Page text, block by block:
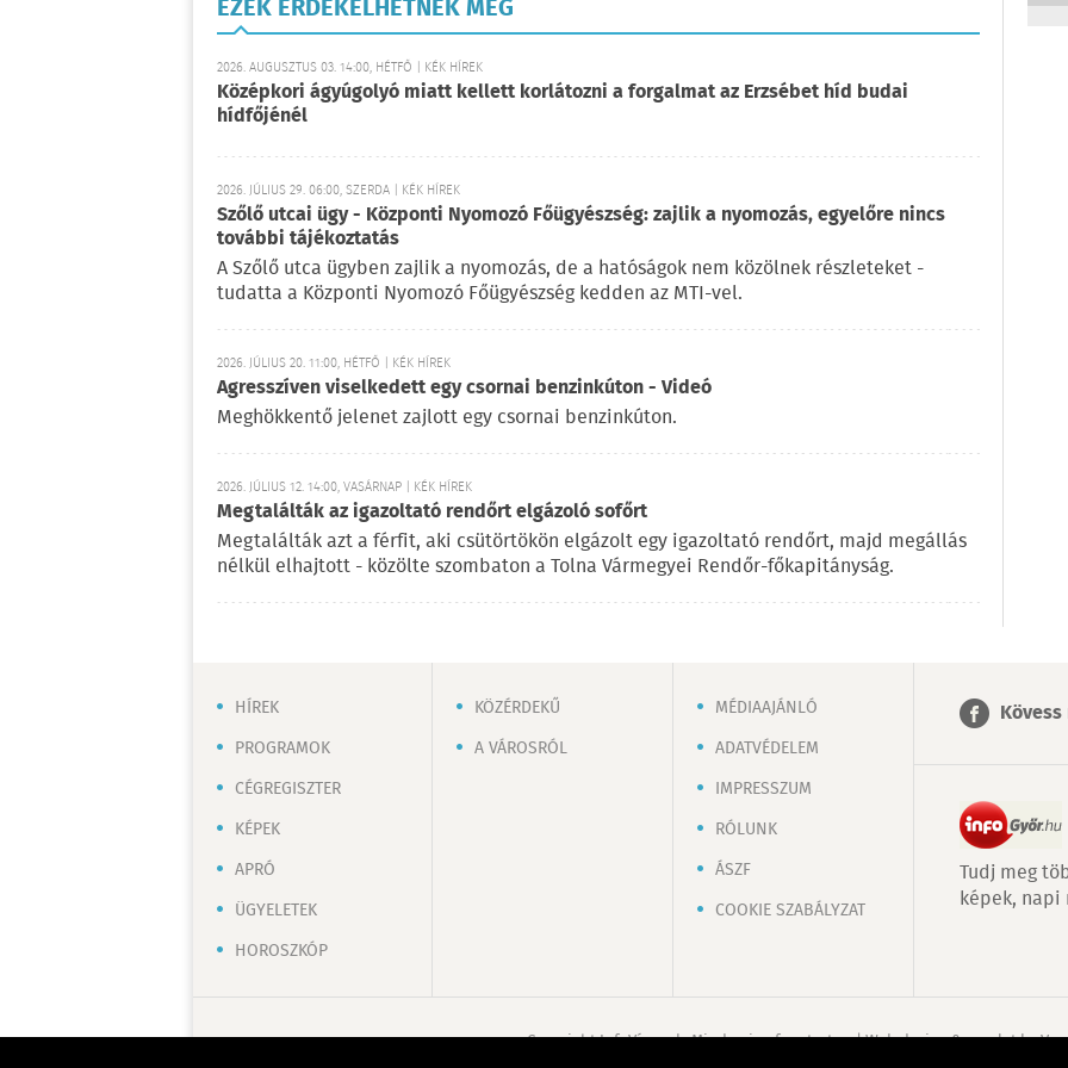
EZEK ÉRDEKELHETNEK MÉG
2026. AUGUSZTUS 03. 14:00, HÉTFŐ | KÉK HÍREK
Középkori ágyúgolyó miatt kellett korlátozni a forgalmat az Erzsébet híd budai
hídfőjénél
2026. JÚLIUS 29. 06:00, SZERDA | KÉK HÍREK
Szőlő utcai ügy - Központi Nyomozó Főügyészség: zajlik a nyomozás, egyelőre nincs
további tájékoztatás
A Szőlő utca ügyben zajlik a nyomozás, de a hatóságok nem közölnek részleteket -
tudatta a Központi Nyomozó Főügyészség kedden az MTI-vel.
2026. JÚLIUS 20. 11:00, HÉTFŐ | KÉK HÍREK
Agresszíven viselkedett egy csornai benzinkúton - Videó
Meghökkentő jelenet zajlott egy csornai benzinkúton.
2026. JÚLIUS 12. 14:00, VASÁRNAP | KÉK HÍREK
Megtalálták az igazoltató rendőrt elgázoló sofőrt
Megtalálták azt a férfit, aki csütörtökön elgázolt egy igazoltató rendőrt, majd megállás
nélkül elhajtott - közölte szombaton a Tolna Vármegyei Rendőr-főkapitányság.
HÍREK
PROGRAMOK
CÉGREGISZTER
KÉPEK
APRÓ
ÜGYELETEK
HOROSZKÓP
KÖZÉRDEKŰ
A VÁROSRÓL
MÉDIAAJÁNLÓ
ADATVÉDELEM
IMPRESSZUM
RÓLUNK
ÁSZF
COOKIE SZABÁLYZAT
Tudj meg
képek, napi
Copyright InfoVárosok. Minden jog fenntartva. | Web design & arculat by